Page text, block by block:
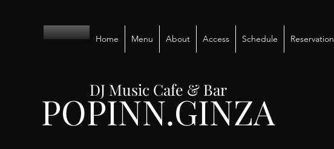
Home Menu About Access Schedule Reservation
POPINN.GINZA
DJ Music Cafe & Bar